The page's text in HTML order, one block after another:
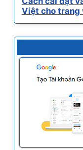
Việt cho trang